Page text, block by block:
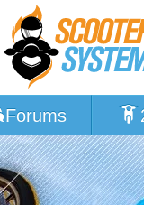
Forums